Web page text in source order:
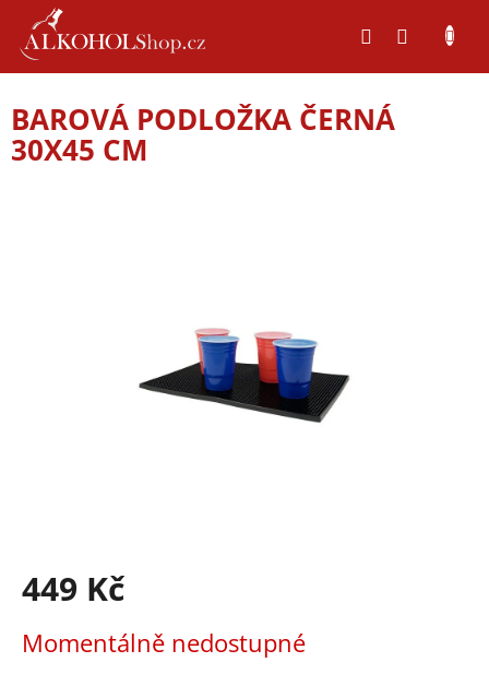
obsah
BAROVÁ PODLOŽKA ČERNÁ
30X45 CM
449 Kč
cena:
Momentálně nedostupné